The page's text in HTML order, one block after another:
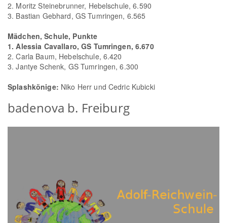
2. Moritz Steinebrunner, Hebelschule, 6.590
3. Bastian Gebhard, GS Tumringen, 6.565
Mädchen, Schule, Punkte
1. Alessia Cavallaro, GS Tumringen, 6.670
2. Carla Baum, Hebelschule, 6.420
3. Jantye Schenk, GS Tumringen, 6.300
Splashkönige: Niko Herr und Cedric Kubicki
badenova b. Freiburg